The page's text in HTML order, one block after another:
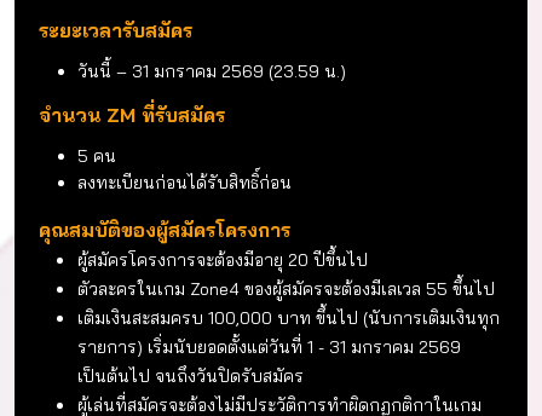
นะ รอบนี้รับแค่ 5 คนเท่านั้น💰 ใครอยากเป็นพ่อค้าแม่ค้าประ
จำเซิร์ฟ ต้องรีบหน่อยแล้ว! 📢✨
ระยะเวลารับสมัคร
วันนี้ – 31 มกราคม 2569 (23.59 น.)
จำนวน ZM ที่รับสมัคร
5 คน